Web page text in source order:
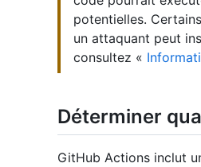
potentielles.
un attaquant peut
consultez «
Déterminer
GitHub Actions inclut